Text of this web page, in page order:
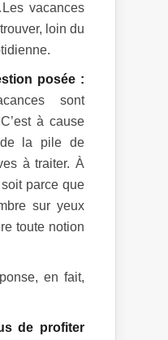
vacances
loin du
posée :
sont
à cause
de la pile de
à traiter. À
parce que
sur yeux
toute notion
en fait,
de profiter